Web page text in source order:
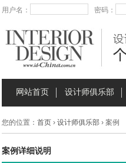
用户名： 密码：
网站首页 设计师俱乐部
您的位置： 首页› 设计师俱乐部› 案例
案例详细说明